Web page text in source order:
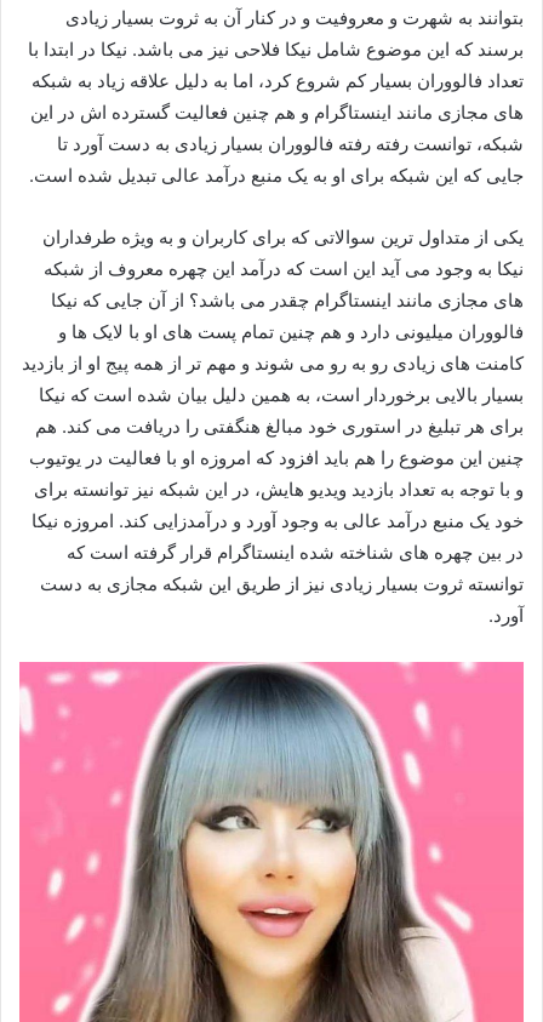
بتوانند به شهرت و معروفیت و در کنار آن به ثروت بسیار زیادی
برسند که این موضوع شامل نیکا فلاحی نیز می باشد. نیکا در ابتدا با
تعداد فالووران بسیار کم شروع کرد، اما به دلیل علاقه زیاد به شبکه‌
های مجازی مانند اینستاگرام و هم چنین فعالیت گسترده اش در این
شبکه، توانست رفته رفته فالووران بسیار زیادی به دست آورد تا
جایی که این شبکه برای او به یک منبع درآمد عالی تبدیل شده است.
یکی از متداول ترین سوالاتی که برای کاربران و به ویژه طرفداران
نیکا به وجود می‌ آید این است که درآمد این چهره معروف از شبکه
های مجازی مانند اینستاگرام چقدر می باشد؟ از آن جایی که نیکا
فالووران میلیونی دارد و هم چنین تمام پست های او با لایک ها و
کامنت های زیادی رو به رو می‌ شوند و مهم تر از همه پیج او از بازدید
بسیار بالایی برخوردار است، به همین دلیل بیان شده است که نیکا
برای هر تبلیغ در استوری خود مبالغ هنگفتی را دریافت می کند. هم
چنین این موضوع را هم باید افزود که امروزه او با فعالیت در یوتیوب
و با توجه به تعداد بازدید ویدیو هایش، در این شبکه نیز توانسته برای
خود یک منبع درآمد عالی به وجود آورد و درآمدزایی کند. امروزه نیکا
در بین چهره های شناخته شده اینستاگرام قرار گرفته است که
توانسته ثروت بسیار زیادی نیز از طریق این شبکه مجازی به دست
آورد.